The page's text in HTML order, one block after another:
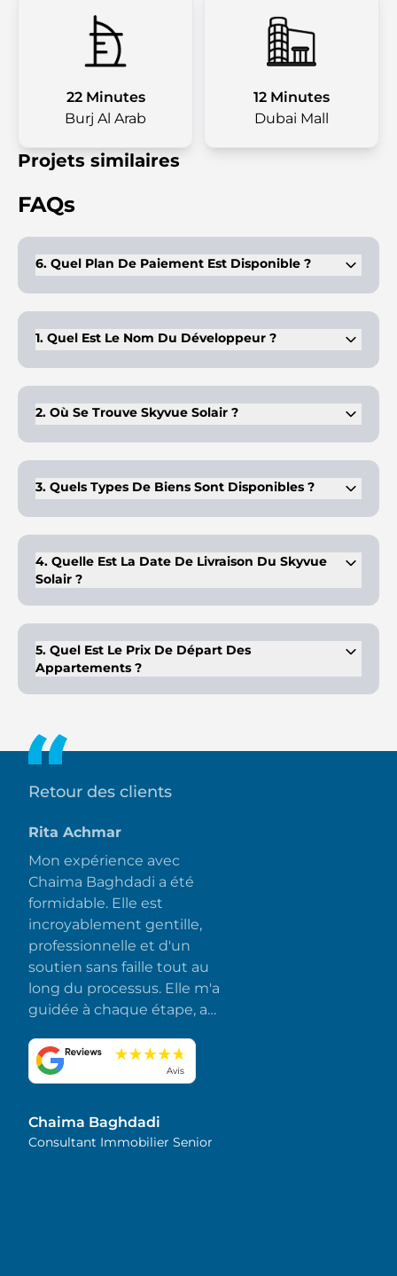
22 Minutes
Burj Al Arab
12 Minutes
Dubai Mall
Projets similaires
FAQs
6. Quel Plan De Paiement Est Disponible ?
avec 60 % pendant la construction et 40 % à la fin des
travaux.
1. Quel Est Le Nom Du Développeur ?
renommé dans l'immobilier à Dubaï.
2. Où Se Trouve Skyvue Solair ?
accès rapide aux principaux sites emblématiques de Dubaï.
3. Quels Types De Biens Sont Disponibles ?
et des résidences occupant un étage entier.
4. Quelle Est La Date De Livraison Du Skyvue
Solair ?
laisse suffisamment de temps pour la construction.
5. Quel Est Le Prix De Départ Des
Appartements ?
Retour des clients
Rita Achmar
Mon expérience avec
Chaima Baghdadi a été
formidable. Elle est
incroyablement gentille,
professionnelle et d'un
soutien sans faille tout au
long du processus. Elle m'a
guidée à chaque étape, a
toutes mes questions et a
fait en sorte que tout se
stress. J'apprécie
sincèrement son
Avis
Chaima Baghdadi
Consultant Immobilier Senior